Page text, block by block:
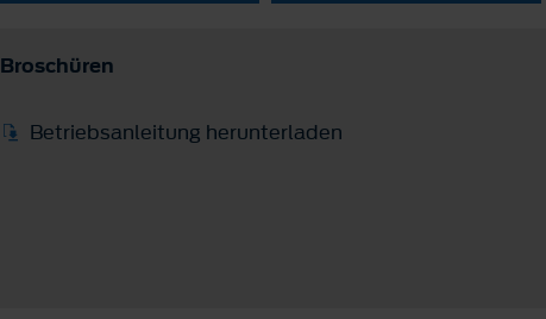
Broschüren
Betriebsanleitung herunterladen